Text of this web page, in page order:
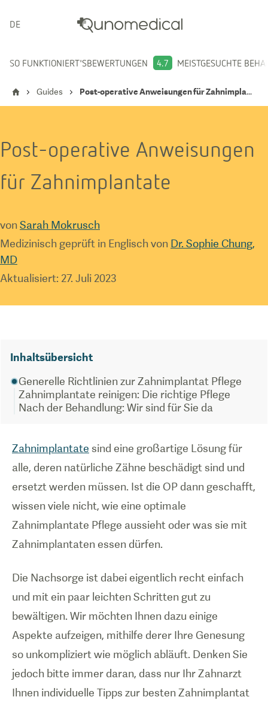
DEUTSCH
SO FUNKTIONIERT'SBEWERTUNGEN 4.7 MEISTGESUCHTE
Guides Post-operative Anweisungen für Zahnimplantate
Post-operative Anweisungen
für Zahnimplantate
vonSarah Mokrusch
Medizinisch geprüft in Englisch von Dr. Sophie Chung,
MD
Aktualisiert: 27. Juli 2023
Zahnimplantate sind eine großartige Lösung für
alle, deren natürliche Zähne beschädigt sind und
ersetzt werden müssen. Ist die OP dann geschafft,
wissen viele nicht, wie eine optimale
Zahnimplantate Pflege aussieht oder was sie mit
Zahnimplantaten essen dürfen.
Die Nachsorge ist dabei eigentlich recht einfach
und mit ein paar leichten Schritten gut zu
bewältigen. Wir möchten Ihnen dazu einige
Aspekte aufzeigen, mithilfe derer Ihre Genesung
so unkompliziert wie möglich abläuft. Denken Sie
jedoch bitte immer daran, dass nur Ihr Zahnarzt
Ihnen individuelle Tipps zur besten Zahnimplantat
Inhaltsübersicht
Generelle Richtlinien zur Zahnimplantat Pflege
Zahnimplantate reinigen: Die richtige Pflege
Nach der Behandlung: Wir sind für Sie da